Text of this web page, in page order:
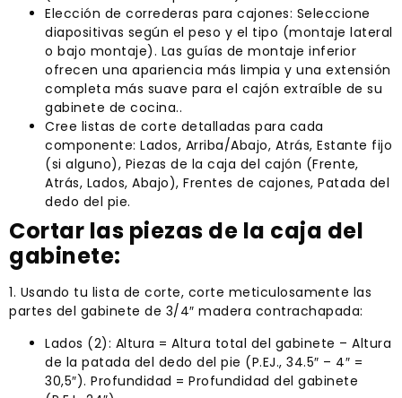
Elección de correderas para cajones: Seleccione
diapositivas según el peso y el tipo (montaje lateral
o bajo montaje). Las guías de montaje inferior
ofrecen una apariencia más limpia y una extensión
completa más suave para el cajón extraíble de su
gabinete de cocina..
Cree listas de corte detalladas para cada
componente: Lados, Arriba/Abajo, Atrás, Estante fijo
(si alguno), Piezas de la caja del cajón (Frente,
Atrás, Lados, Abajo), Frentes de cajones, Patada del
dedo del pie.
Cortar las piezas de la caja del
gabinete:
1. Usando tu lista de corte, corte meticulosamente las
partes del gabinete de 3/4″ madera contrachapada:
Lados (2): Altura = Altura total del gabinete – Altura
de la patada del dedo del pie (P.EJ., 34.5″ – 4″ =
30,5″). Profundidad = Profundidad del gabinete